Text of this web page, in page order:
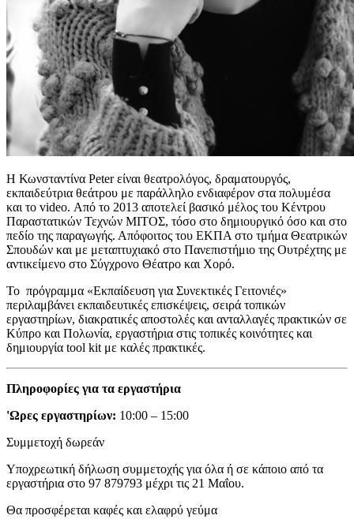
Η Κωνσταντίνα Peter είναι θεατρολόγος, δραματουργός,
εκπαιδεύτρια θεάτρου με παράλληλο ενδιαφέρον στα πολυμέσα
και το video. Από το 2013 αποτελεί βασικό μέλος του Κέντρου
Παραστατικών Τεχνών ΜΙΤΟΣ, τόσο στο δημιουργικό όσο και στο
πεδίο της παραγωγής. Απόφοιτος του ΕΚΠΑ στο τμήμα Θεατρικών
Σπουδών και με μεταπτυχιακό στο Πανεπιστήμιο της Ουτρέχτης με
αντικείμενο στο Σύγχρονο Θέατρο και Χορό.
Το πρόγραμμα «Εκπαίδευση για Συνεκτικές Γειτονιές»
περιλαμβάνει εκπαιδευτικές επισκέψεις, σειρά τοπικών
εργαστηρίων, διακρατικές αποστολές και ανταλλαγές πρακτικών σε
Κύπρο και Πολωνία, εργαστήρια στις τοπικές κοινότητες και
δημιουργία tool kit με καλές πρακτικές.
Πληροφορίες για τα εργαστήρια
'Ωρες εργαστηρίων: 10:00 – 15:00
Συμμετοχή δωρεάν
Υποχρεωτική δήλωση συμμετοχής για όλα ή σε κάποιο από τα
εργαστήρια στο 97 879793 μέχρι τις 21 Μαΐου.
Θα προσφέρεται καφές και ελαφρύ γεύμα